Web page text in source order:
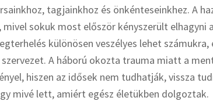
tagjainkhoz és önkénteseinkhez. A
sokuk most először kényszerült elhagyni
különösen veszélyes lehet
A háború okozta trauma miatt a
hiszen az idősek nem tudhatják, vissza
mivé lett, amiért egész életükben dolgoztak.